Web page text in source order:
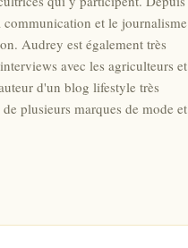
et le journalisme
Audrey est également très
avec les agriculteurs et
d'un blog lifestyle très
plusieurs marques de mode et